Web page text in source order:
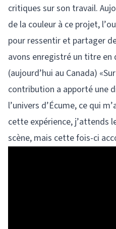
critiques sur son travail.
de la couleur à ce projet,
pour ressentir et partager
avons enregistré un titre en
(aujourd’hui au Canada)
contribution a apporté une
l’univers d’Écume, ce qui
cette expérience, j’attends
scène, mais cette fois-ci